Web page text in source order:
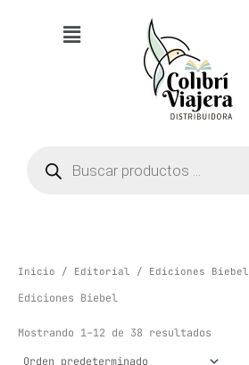
Menú
productos
Inicio / Editorial / Ediciones Biebel
Ediciones Biebel
Mostrando 1–12 de 38 resultados